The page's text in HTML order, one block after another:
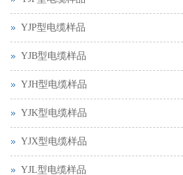
YJP型电缆样品
YJB型电缆样品
YJH型电缆样品
YJK型电缆样品
YJX型电缆样品
YJL型电缆样品